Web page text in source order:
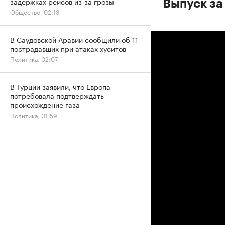
Выпуск
Общество, 02:13
В Саудовской Аравии сообщили об 11
пострадавших при атаках хуситов
Политика, 02:07
В Турции заявили, что Европа
потребовала подтверждать
происхождение газа
Политика, 01:59